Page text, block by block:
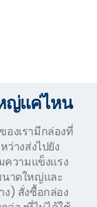
ญ่แค่ไหน
องเรามีกล่องที่
างส่งไปยัง
ความแข็งแรง
นาดใหญ่และ
) สั่งซื้อกล่อง